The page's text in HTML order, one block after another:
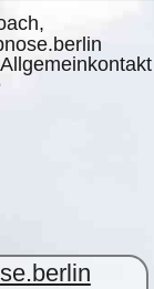
Allgemeinkontakt